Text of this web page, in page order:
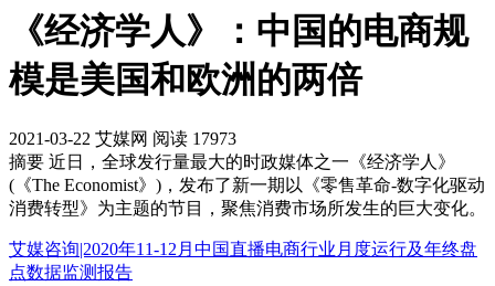
《经济学人》：中国的电商规
模是美国和欧洲的两倍
2021-03-22 艾媒网 阅读 17973
摘要 近日，全球发行量最大的时政媒体之一《经济学人》
(《The Economist》)，发布了新一期以《零售革命-数字化驱动
消费转型》为主题的节目，聚焦消费市场所发生的巨大变化。
艾媒咨询|2020年11-12月中国直播电商行业月度运行及年终盘
点数据监测报告